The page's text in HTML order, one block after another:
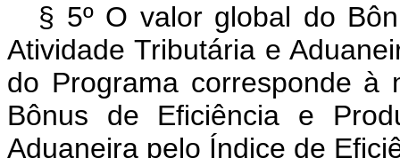
§ 5º O valor global do
Atividade Tributária e
do Programa corresponde à
Bônus de Eficiência e
Aduaneira pelo Índice de